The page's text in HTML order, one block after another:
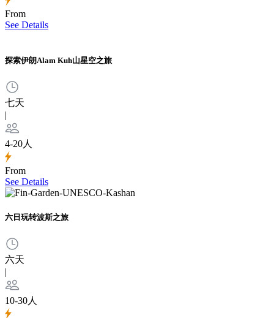
From
See Details
探索伊朗Alam Kuh山星空之旅
七天
|
4-20人
From
See Details
六日玩转波斯之旅
六天
|
10-30人